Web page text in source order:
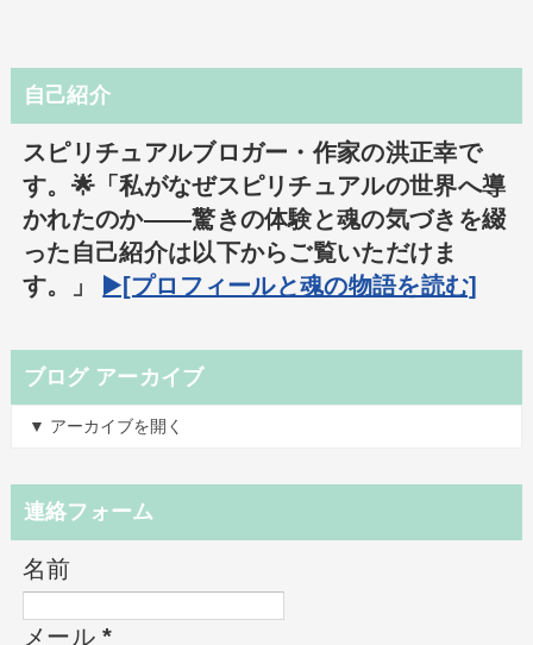
自己紹介
スピリチュアルブロガー・作家の洪正幸で
す。🌟「私がなぜスピリチュアルの世界へ導
かれたのか――驚きの体験と魂の気づきを綴
った自己紹介は以下からご覧いただけま
す。」
▶️[プロフィールと魂の物語を読む]
ブログ アーカイブ
▼ アーカイブを開く
連絡フォーム
名前
メール*